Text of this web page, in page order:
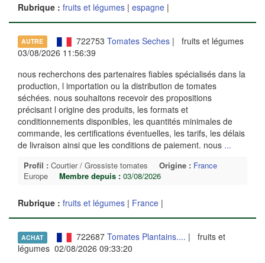
Rubrique : fruits et légumes | espagne |
AUTRE 722753 Tomates Seches| fruits et légumes
03/08/2026 11:56:39
nous recherchons des partenaires fiables spécialisés dans la
production, l importation ou la distribution de tomates
séchées. nous souhaitons recevoir des propositions
précisant l origine des produits, les formats et
conditionnements disponibles, les quantités minimales de
commande, les certifications éventuelles, les tarifs, les délais
de livraison ainsi que les conditions de paiement. nous ...
Profil : Courtier / Grossiste tomates Origine : France
Europe
Membre depuis : 03/08/2026
Rubrique : fruits et légumes | France |
ACHAT 722687 Tomates Plantains.... | fruits et
légumes 02/08/2026 09:33:20